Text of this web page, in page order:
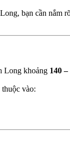
bạn cần
Long khoảng 140
thuộc vào: